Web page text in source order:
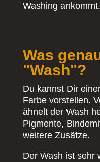
Washing ankommt.
Was
"Wash"?
Du kannst Dir
Farbe vorstellen.
ähnelt der Wash
Pigmente,
weitere Zusätze.
Der Wash ist sehr